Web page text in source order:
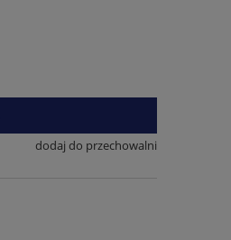
dodaj do przechowalni